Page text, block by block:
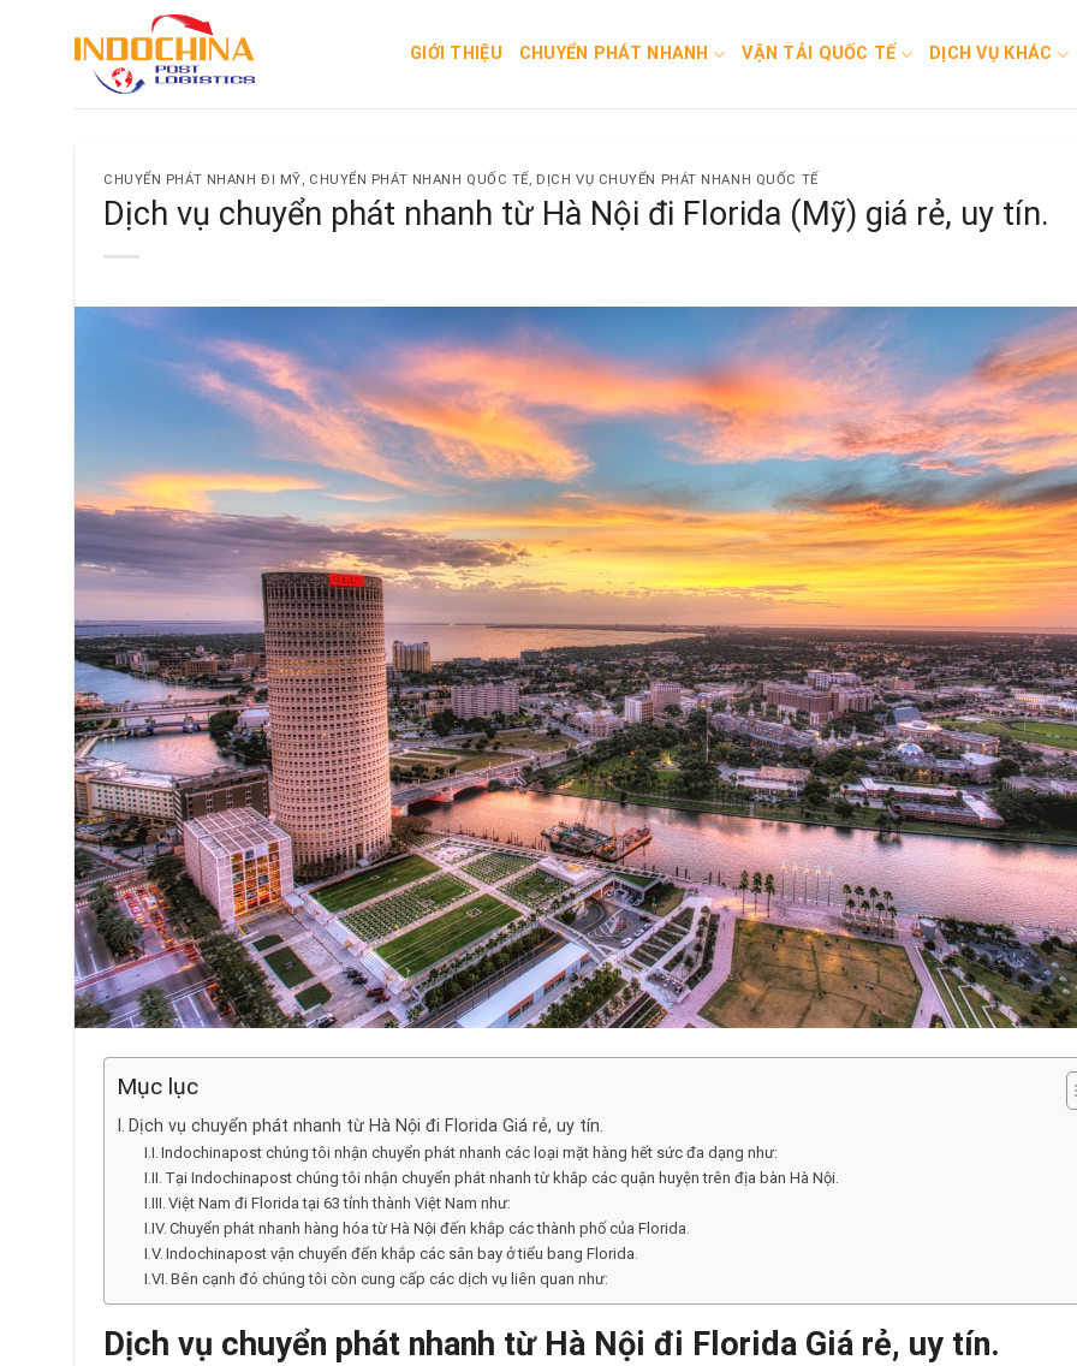
GIỚI THIỆU CHUYỂN PHÁT NHANH VẬN TẢI QUỐC TẾ DỊCH VỤ KHÁC
CHUYỂN PHÁT NHANH ĐI MỸ, CHUYỂN PHÁT NHANH QUỐC TẾ, DỊCH VỤ CHUYỂN PHÁT NHANH QUỐC TẾ
Dịch vụ chuyển phát nhanh từ Hà Nội đi Florida (Mỹ) giá rẻ, uy tín.
Mục lục
Dịch vụ chuyển phát nhanh từ Hà Nội đi Florida Giá rẻ, uy tín.
Indochinapost chúng tôi nhận chuyển phát nhanh các loại mặt hàng hết sức đa dạng như:
Tại Indochinapost chúng tôi nhận chuyển phát nhanh từ khắp các quận huyện trên địa bàn Hà Nội.
Việt Nam đi Florida tại 63 tỉnh thành Việt Nam như:
Chuyển phát nhanh hàng hóa từ Hà Nội đến khắp các thành phố của Florida.
Indochinapost vận chuyển đến khắp các sân bay ở tiểu bang Florida.
Bên cạnh đó chúng tôi còn cung cấp các dịch vụ liên quan như:
Dịch vụ chuyển phát nhanh từ Hà Nội đi Florida Giá rẻ, uy tín.